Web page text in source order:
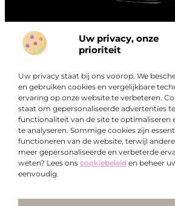
Uw privacy, onze
prioriteit
Uw privacy staat bij ons voorop. We
en gebruiken cookies en vergelijkbare
ervaring op onze website te verbeteren.
staat om gepersonaliseerde advertenties
functionaliteit van de site te optimaliseren
te analyseren. Sommige cookies zijn
functioneren van de website, terwijl
meer gepersonaliseerde en verbeterde
weten? Lees ons cookiebeleid en beheer
eenvoudig.
Over
Bedrijf
“Ontdek een wereld van boeiende
je zowel inspireren als informeren.”
Bij Exclusiefbedrijf.nl draait alles om het
kwalitatieve inzichten en verhalen die
verrijken en je uitdagen om verder te
Onze informatie